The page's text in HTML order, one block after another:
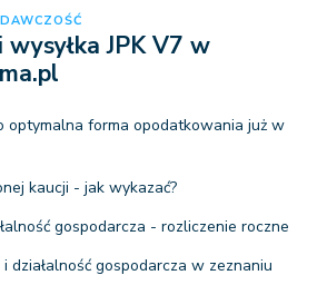
JPK V7 w
optymalna forma opodatkowania już w
kaucji - jak wykazać?
gospodarcza - rozliczenie roczne
działalność gospodarcza w zeznaniu